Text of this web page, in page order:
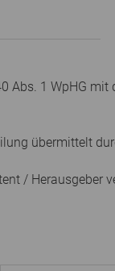
Abs. 1 WpHG mit
übermittelt
/ Herausgeber